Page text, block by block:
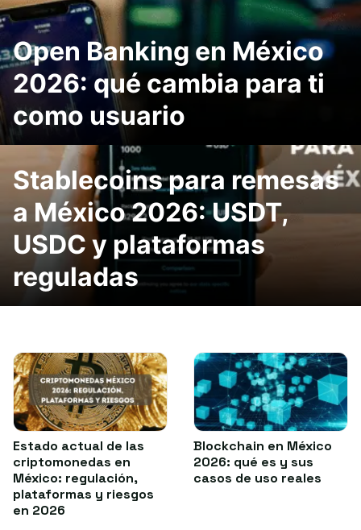
Open Banking en México
2026: qué cambia para ti
como usuario
Stablecoins para remesas
a México 2026: USDT,
USDC y plataformas
reguladas
Estado actual de las
criptomonedas en
México: regulación,
plataformas y riesgos
en 2026
Blockchain en México
2026: qué es y sus
casos de uso reales